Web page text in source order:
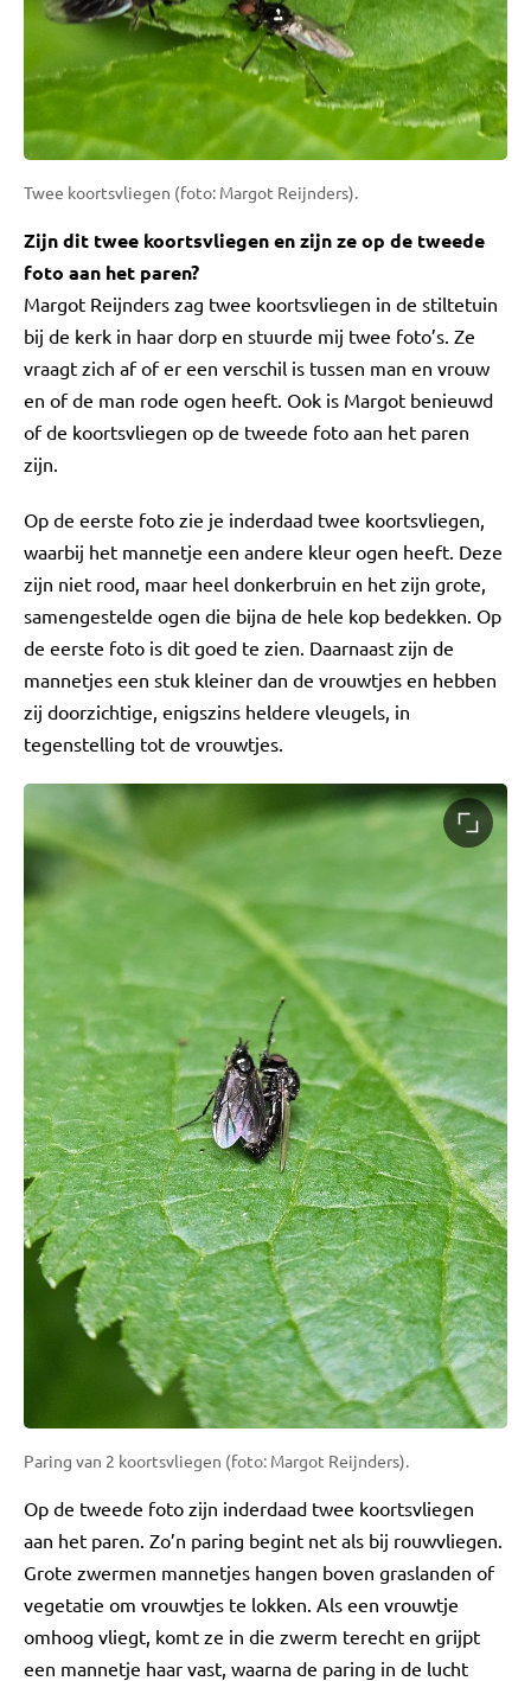
Twee koortsvliegen (foto: Margot Reijnders).
Zijn dit twee koortsvliegen en zijn ze op de tweede
foto aan het paren?
Margot Reijnders zag twee koortsvliegen in de stiltetuin
bij de kerk in haar dorp en stuurde mij twee foto’s. Ze
vraagt zich af of er een verschil is tussen man en vrouw
en of de man rode ogen heeft. Ook is Margot benieuwd
of de koortsvliegen op de tweede foto aan het paren
zijn.
Op de eerste foto zie je inderdaad twee koortsvliegen,
waarbij het mannetje een andere kleur ogen heeft. Deze
zijn niet rood, maar heel donkerbruin en het zijn grote,
samengestelde ogen die bijna de hele kop bedekken. Op
de eerste foto is dit goed te zien. Daarnaast zijn de
mannetjes een stuk kleiner dan de vrouwtjes en hebben
zij doorzichtige, enigszins heldere vleugels, in
tegenstelling tot de vrouwtjes.
Paring van 2 koortsvliegen (foto: Margot Reijnders).
Op de tweede foto zijn inderdaad twee koortsvliegen
aan het paren. Zo’n paring begint net als bij rouwvliegen.
Grote zwermen mannetjes hangen boven graslanden of
vegetatie om vrouwtjes te lokken. Als een vrouwtje
omhoog vliegt, komt ze in die zwerm terecht en grijpt
een mannetje haar vast, waarna de paring in de lucht